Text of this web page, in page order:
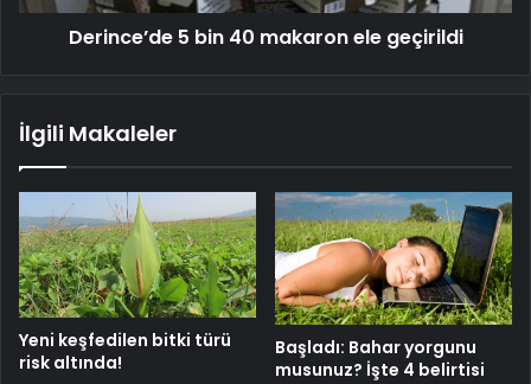
Derince’de 5 bin 40 makaron ele geçirildi
İlgili Makaleler
Yeni keşfedilen bitki türü
risk altında!
Başladı: Bahar yorgunu
musunuz? İşte 4 belirtisi